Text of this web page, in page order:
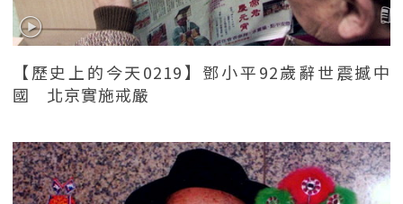
【歷史上的今天0219】鄧小平92歲辭世震撼中
國 北京實施戒嚴